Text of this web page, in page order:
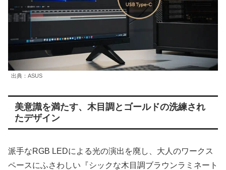
出典：ASUS
美意識を満たす、木目調とゴールドの洗練され
たデザイン
派手なRGB LEDによる光の演出を廃し、大人のワークス
ペースにふさわしい『シックな木目調ブラウンラミネート